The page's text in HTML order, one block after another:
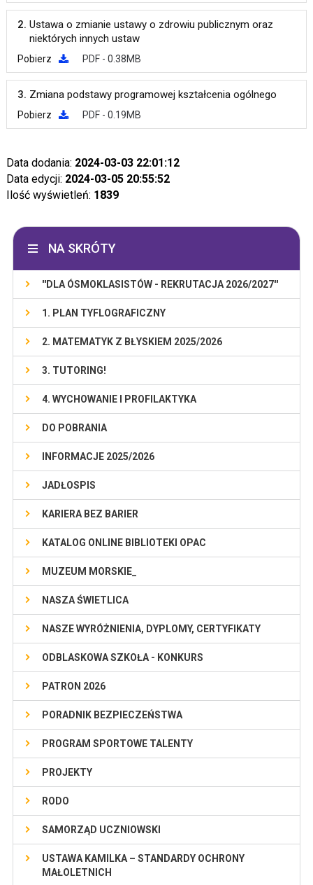
2. Ustawa o zmianie ustawy o zdrowiu publicznym oraz
niektórych innych ustaw
Pobierz PDF - 0.38MB
3. Zmiana podstawy programowej kształcenia ogólnego
Pobierz PDF - 0.19MB
Data dodania: 2024-03-03 22:01:12
Data edycji: 2024-03-05 20:55:52
Ilość wyświetleń: 1839
NA SKRÓTY
''DLA ÓSMOKLASISTÓW - REKRUTACJA 2026/2027''
1. PLAN TYFLOGRAFICZNY
2. MATEMATYK Z BŁYSKIEM 2025/2026
3. TUTORING!
4. WYCHOWANIE I PROFILAKTYKA
DO POBRANIA
INFORMACJE 2025/2026
JADŁOSPIS
KARIERA BEZ BARIER
KATALOG ONLINE BIBLIOTEKI OPAC
MUZEUM MORSKIE_
NASZA ŚWIETLICA
NASZE WYRÓŻNIENIA, DYPLOMY, CERTYFIKATY
ODBLASKOWA SZKOŁA - KONKURS
PATRON 2026
PORADNIK BEZPIECZEŃSTWA
PROGRAM SPORTOWE TALENTY
PROJEKTY
RODO
SAMORZĄD UCZNIOWSKI
USTAWA KAMILKA – STANDARDY OCHRONY
MAŁOLETNICH